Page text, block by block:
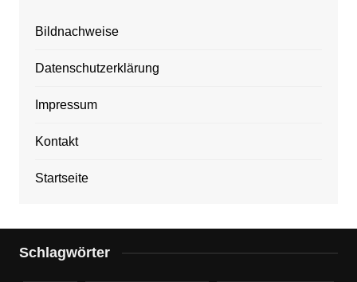
Bildnachweise
Datenschutzerklärung
Impressum
Kontakt
Startseite
Schlagwörter